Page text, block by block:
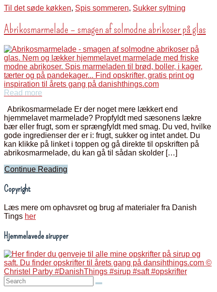
Til det søde køkken, Spis sommeren, Sukker syltning
Abrikosmarmelade – smagen af solmodne abrikoser på glas
Read more
Abrikosmarmelade Er der noget mere lækkert end
hjemmelavet marmelade? Propfyldt med sæsonens lækre
bær eller frugt, som er sprængfyldt med smag. Du ved, hvilke
gode ingredienser der er i: frugt, sukker og intet andet. Du
kan klikke på linket i toppen og gå direkte til opskriften på
abrikosmarmelade, du kan gå til sådan skolder […]
Continue Reading
Copyright
Læs mere om ophavsret og brug af materialer fra Danish
Tings her
Hjemmelavede sirupper
Search: